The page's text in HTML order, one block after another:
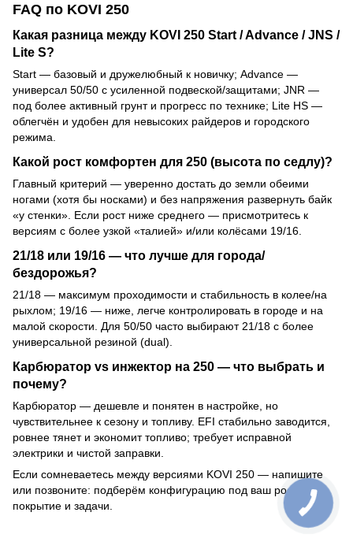
FAQ по KOVI 250
Какая разница между KOVI 250 Start / Advance / JNS /
Lite S?
Start — базовый и дружелюбный к новичку; Advance —
универсал 50/50 с усиленной подвеской/защитами; JNR —
под более активный грунт и прогресс по технике; Lite HS —
облегчён и удобен для невысоких райдеров и городского
режима.
Какой рост комфортен для 250 (высота по седлу)?
Главный критерий — уверенно достать до земли обеими
ногами (хотя бы носками) и без напряжения развернуть байк
«у стенки». Если рост ниже среднего — присмотритесь к
версиям с более узкой «талией» и/или колёсами 19/16.
21/18 или 19/16 — что лучше для города/
бездорожья?
21/18 — максимум проходимости и стабильность в колее/на
рыхлом; 19/16 — ниже, легче контролировать в городе и на
малой скорости. Для 50/50 часто выбирают 21/18 с более
универсальной резиной (dual).
Карбюратор vs инжектор на 250 — что выбрать и
почему?
Карбюратор — дешевле и понятен в настройке, но
чувствительнее к сезону и топливу. EFI стабильно заводится,
ровнее тянет и экономит топливо; требует исправной
электрики и чистой заправки.
Если сомневаетесь между версиями KOVI 250 — напишите
или позвоните: подберём конфигурацию под ваш рост,
покрытие и задачи.